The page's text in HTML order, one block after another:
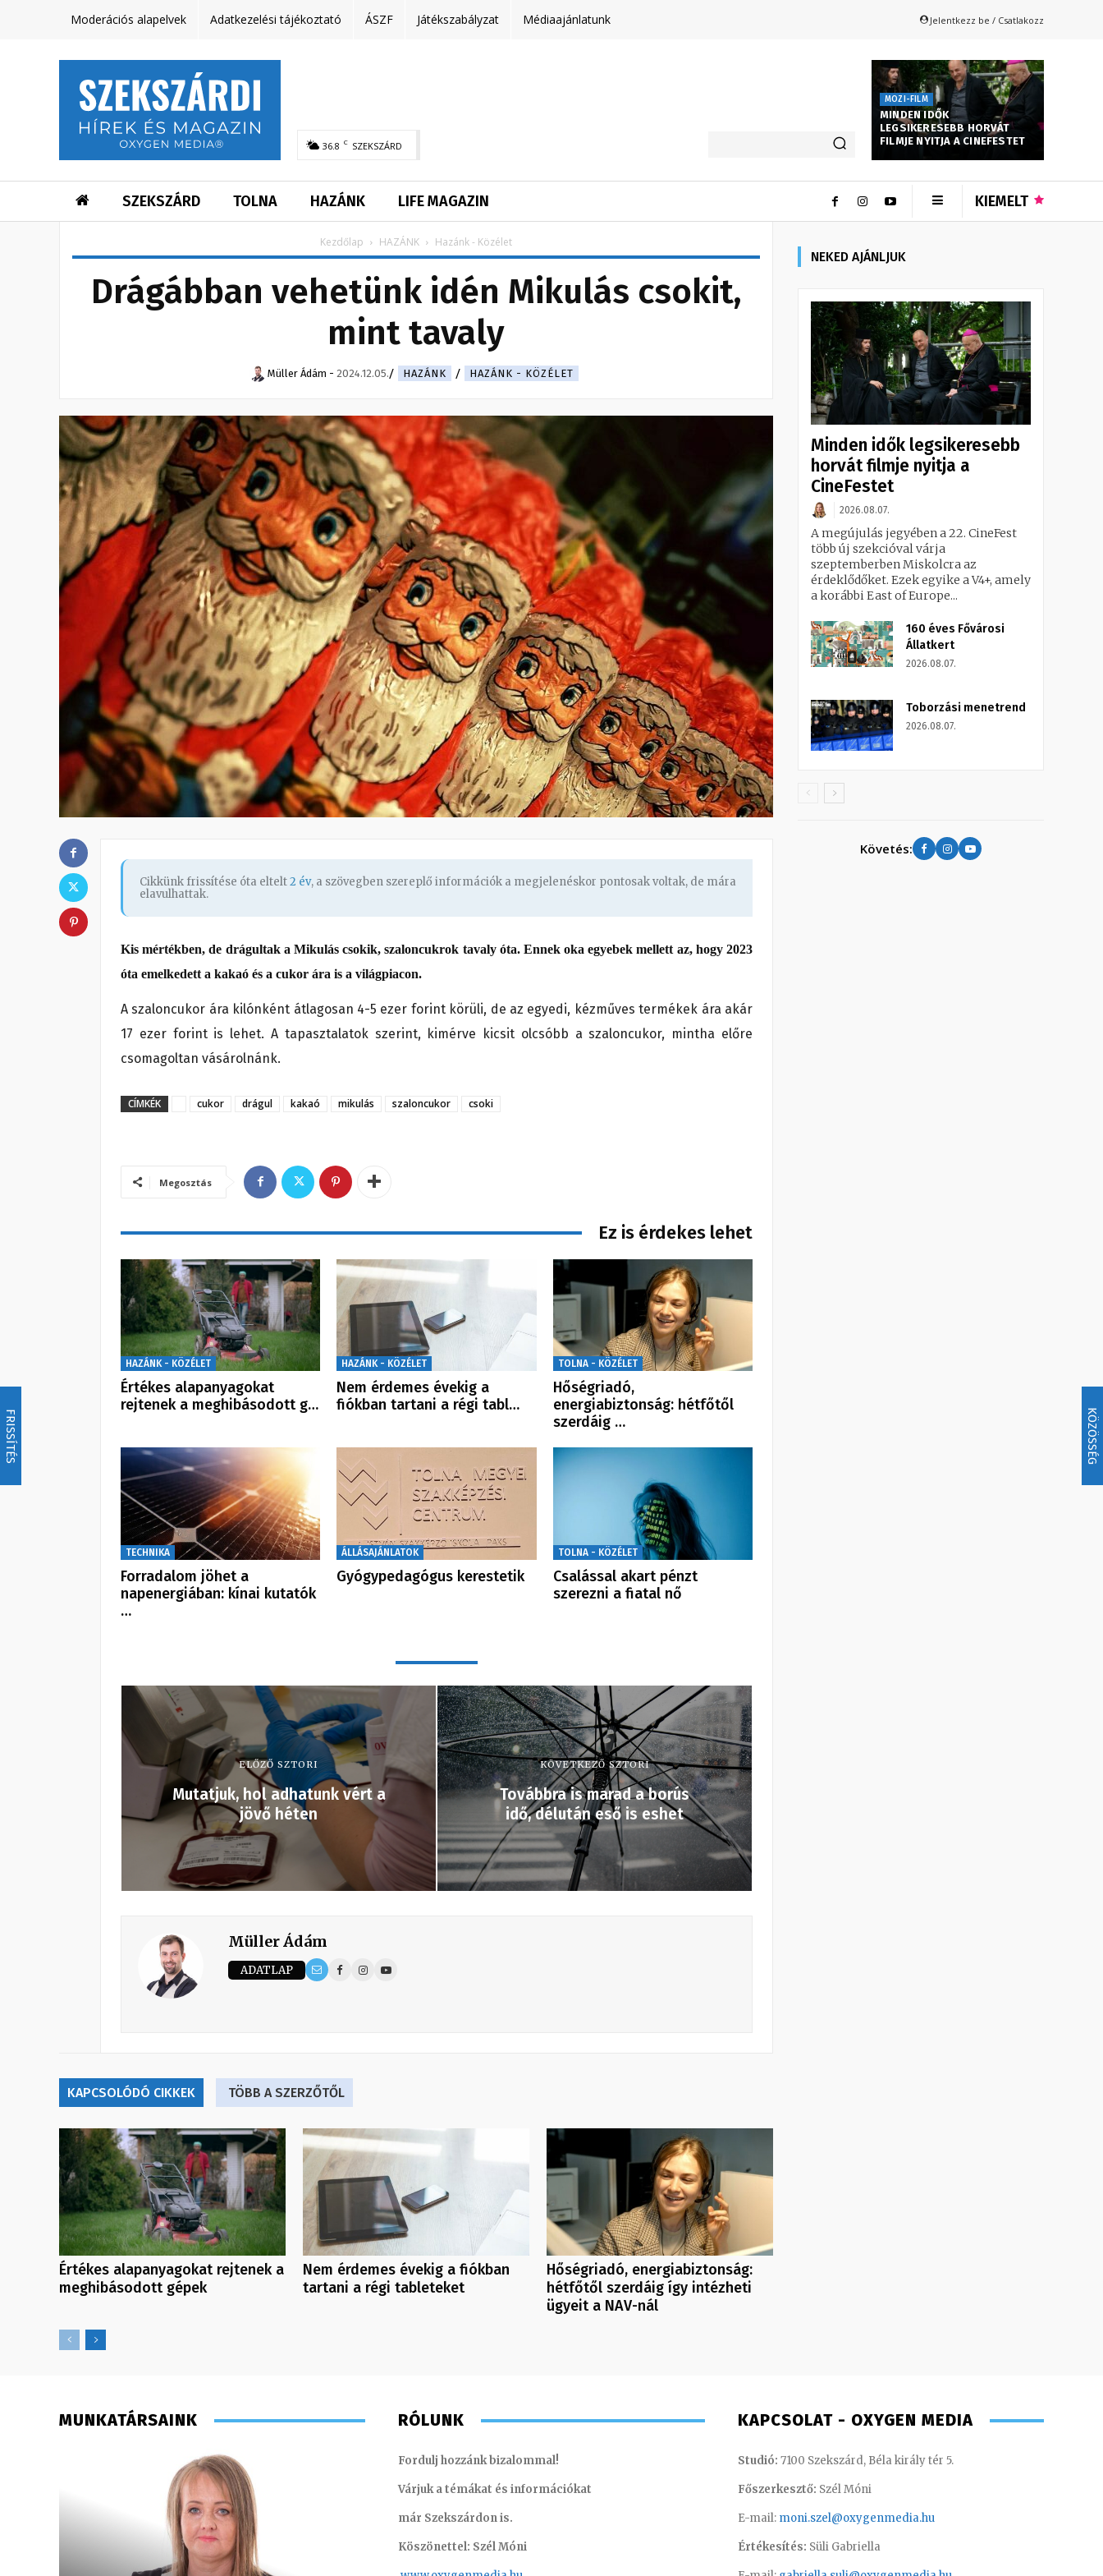
FRISSÍTÉS KÖZÖSSÉG
Moderációs alapelvek Adatkezelési tájékoztató ÁSZF Játékszabályzat Médiaajánlatunk Jelentkezz be / Csatlakozz
36.8 C SZEKSZÁRD
MOZI-FILM
MINDEN IDŐK
LEGSIKERESEBB HORVÁT
FILMJE NYITJA A CINEFESTET
SZEKSZÁRD TOLNA HAZÁNK LIFE MAGAZIN KIEMELT
Kezdőlap HAZÁNK Hazánk - Közélet
Drágábban vehetünk idén Mikulás csokit,
mint tavaly
Müller Ádám - 2024.12.05. HAZÁNK HAZÁNK - KÖZÉLET
Cikkünk frissítése óta eltelt2 év, a szövegben szereplő információk a megjelenéskor pontosak voltak, de mára
elavulhattak.
Kis mértékben, de drágultak a Mikulás csokik, szaloncukrok tavaly óta. Ennek oka egyebek mellett az, hogy 2023
óta emelkedett a kakaó és a cukor ára is a világpiacon.
A szaloncukor ára kilónként átlagosan 4-5 ezer forint körüli, de az egyedi, kézműves termékek ára akár
17 ezer forint is lehet. A tapasztalatok szerint, kimérve kicsit olcsóbb a szaloncukor, mintha előre
csomagoltan vásárolnánk.
CÍMKÉK cukor drágul kakaó mikulás szaloncukor csoki
Megosztás
Ez is érdekes lehet
HAZÁNK - KÖZÉLET
Értékes alapanyagokat
rejtenek a meghibásodott g…
HAZÁNK - KÖZÉLET
Nem érdemes évekig a
fiókban tartani a régi tabl…
TOLNA - KÖZÉLET
Hőségriadó,
energiabiztonság: hétfőtől
szerdáig …
TECHNIKA
Forradalom jöhet a
napenergiában: kínai kutatók
…
ÁLLÁSAJÁNLATOK
Gyógypedagógus kerestetik
TOLNA - KÖZÉLET
Csalással akart pénzt
szerezni a fiatal nő
ELŐZŐ SZTORI
Mutatjuk, hol adhatunk vért a
jövő héten
KÖVETKEZŐ SZTORI
Továbbra is marad a borús
idő, délután eső is eshet
Müller Ádám
ADATLAP
KAPCSOLÓDÓ CIKKEK TÖBB A SZERZŐTŐL
Értékes alapanyagokat rejtenek a
meghibásodott gépek
Nem érdemes évekig a fiókban
tartani a régi tableteket
Hőségriadó, energiabiztonság:
hétfőtől szerdáig így intézheti
ügyeit a NAV-nál
NEKED AJÁNLJUK
Minden idők legsikeresebb
horvát filmje nyitja a
CineFestet
2026.08.07.
A megújulás jegyében a 22. CineFest
több új szekcióval várja
szeptemberben Miskolcra az
érdeklődőket. Ezek egyike a V4+, amely
a korábbi East of Europe...
160 éves Fővárosi
Állatkert
2026.08.07.
Toborzási menetrend
2026.08.07.
Követés:
MUNKATÁRSAINK RÓLUNK
Fordulj hozzánk bizalommal!
Várjuk a témákat és információkat
már Szekszárdon is.
Köszönettel: Szél Móni
KAPCSOLAT - OXYGEN MEDIA
Studió: 7100 Szekszárd, Béla király tér 5.
Főszerkesztő: Szél Móni
E-mail: moni.szel@oxygenmedia.hu
Értékesítés: Süli Gabriella